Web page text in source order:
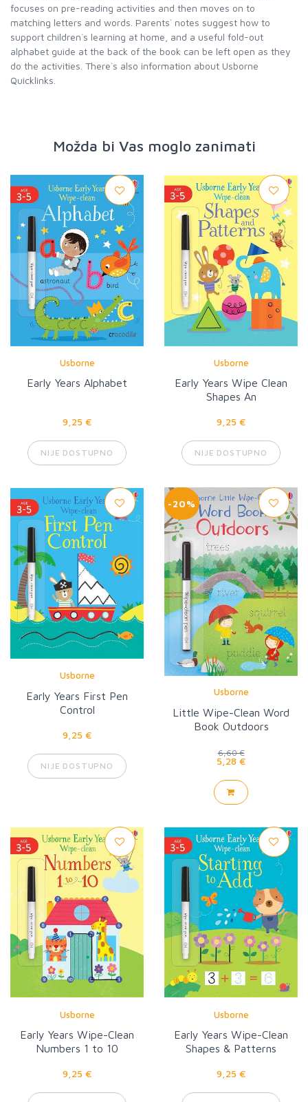
focuses on pre-reading activities and then moves on to
matching letters and words. Parents` notes suggest how to
support children`s learning at home, and a useful fold-out
alphabet guide at the back of the book can be left open as they
do the activities. There`s also information about Usborne
Quicklinks.
Možda bi Vas moglo zanimati
Usborne
Early Years Alphabet
9,25 €
NIJE DOSTUPNO
Usborne
Early Years Wipe Clean
Shapes An
9,25 €
NIJE DOSTUPNO
Usborne
Early Years First Pen
Control
9,25 €
NIJE DOSTUPNO
-20%
Usborne
Little Wipe-Clean Word
Book Outdoors
6,60 €
5,28 €
Usborne
Early Years Wipe-Clean
Numbers 1 to 10
9,25 €
Usborne
Early Years Wipe-Clean
Shapes & Patterns
9,25 €